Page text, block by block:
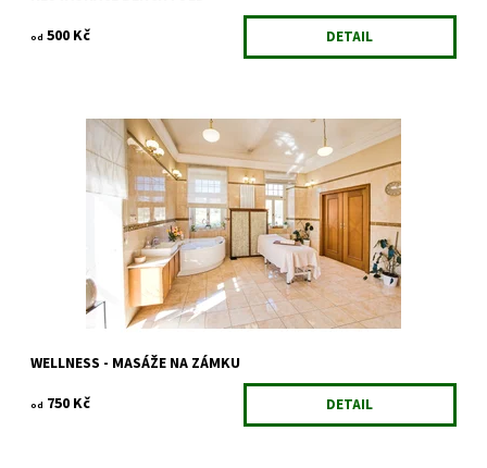
od 500 Kč DETAIL
WELLNESS - MASÁŽE NA ZÁMKU
od 750 Kč DETAIL